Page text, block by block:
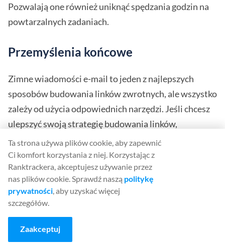
Pozwalają one również uniknąć spędzania godzin na
powtarzalnych zadaniach.
Przemyślenia końcowe
Zimne wiadomości e-mail to jeden z najlepszych
sposobów budowania linków zwrotnych, ale wszystko
zależy od użycia odpowiednich narzędzi. Jeśli chcesz
ulepszyć swoją strategię budowania linków,
dostępnych jest wiele świetnych narzędzi do
wysyłania zimnych e-maili. Większość z nich jest
płatna, ale wiele z nich oferuje bezpłatne wersje
próbne, dzięki czemu możesz zapoznać się z opcjami i
znaleźć takie, które pasują do twojego budżetu.
się na najlepszych praktykach, takich jak
targetowanie, rozgrzewanie domeny i personalizacja.
Ta strona używa plików cookie, aby zapewnić
Ci komfort korzystania z niej. Korzystając z
Ranktrackera, akceptujesz używanie przez
nas plików cookie. Sprawdź naszą politykę
prywatności, aby uzyskać więcej
szczegółów.
Zaakceptuj